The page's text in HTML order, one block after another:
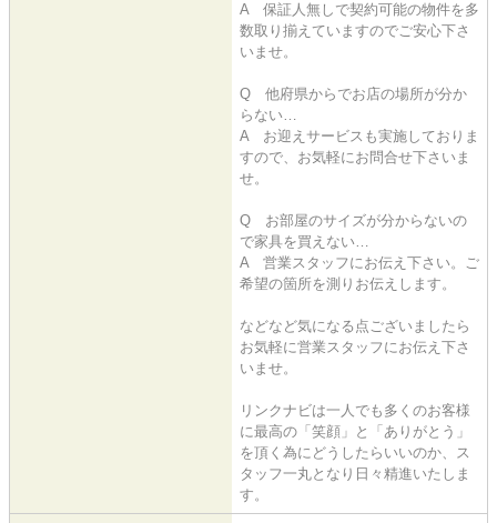
A 保証人無しで契約可能の物件を多
数取り揃えていますのでご安心下さ
いませ。
Q 他府県からでお店の場所が分か
らない…
A お迎えサービスも実施しておりま
すので、お気軽にお問合せ下さいま
せ。
Q お部屋のサイズが分からないの
で家具を買えない…
A 営業スタッフにお伝え下さい。ご
希望の箇所を測りお伝えします。
などなど気になる点ございましたら
お気軽に営業スタッフにお伝え下さ
いませ。
リンクナビは一人でも多くのお客様
に最高の「笑顔」と「ありがとう」
を頂く為にどうしたらいいのか、ス
タッフ一丸となり日々精進いたしま
す。